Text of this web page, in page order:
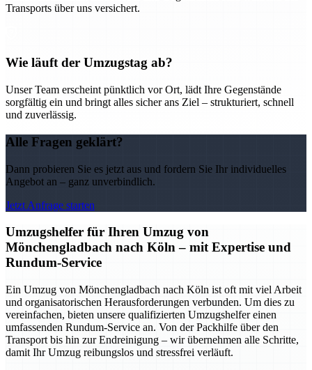
Transports über uns versichert.
Wie läuft der Umzugstag ab?
Unser Team erscheint pünktlich vor Ort, lädt Ihre Gegenstände
sorgfältig ein und bringt alles sicher ans Ziel – strukturiert, schnell
und zuverlässig.
Alle Fragen geklärt?
Dann probieren Sie es jetzt aus und fordern Sie Ihr individuelles
Angebot an – ganz unverbindlich.
Jetzt Anfrage starten
Umzugshelfer für Ihren Umzug von
Mönchengladbach nach Köln – mit Expertise und
Rundum-Service
Ein Umzug von Mönchengladbach nach Köln ist oft mit viel Arbeit
und organisatorischen Herausforderungen verbunden. Um dies zu
vereinfachen, bieten unsere qualifizierten Umzugshelfer einen
umfassenden Rundum-Service an. Von der Packhilfe über den
Transport bis hin zur Endreinigung – wir übernehmen alle Schritte,
damit Ihr Umzug reibungslos und stressfrei verläuft.